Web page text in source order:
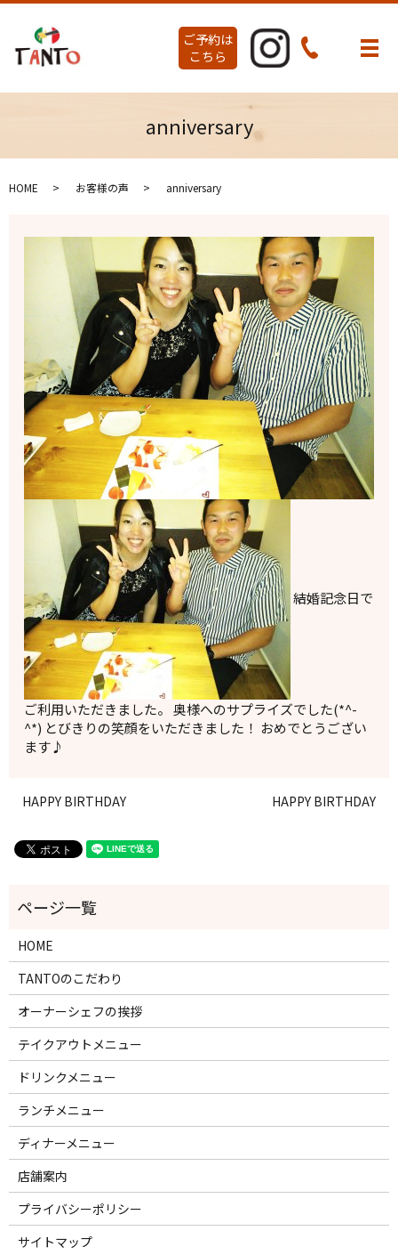
メ
ご予約は
こちら
anniversary
HOME お客様の声 anniversary
結婚記念日で
ご利用いただきました。 奥様へのサプライズでした(*^-
^*) とびきりの笑顔をいただきました！ おめでとうござい
ます♪
HAPPY BIRTHDAY HAPPY BIRTHDAY
HOME
TANTOのこだわり
オーナーシェフの挨拶
テイクアウトメニュー
ドリンクメニュー
ランチメニュー
ディナーメニュー
店舗案内
プライバシーポリシー
サイトマップ